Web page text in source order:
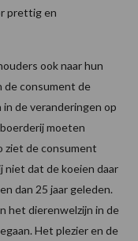
prettig en
ook naar hun
de consument de
de veranderingen op
moeten
ziet de consument
niet dat de koeien daar
dan 25 jaar geleden.
het dierenwelzijn in de
Het plezier en de